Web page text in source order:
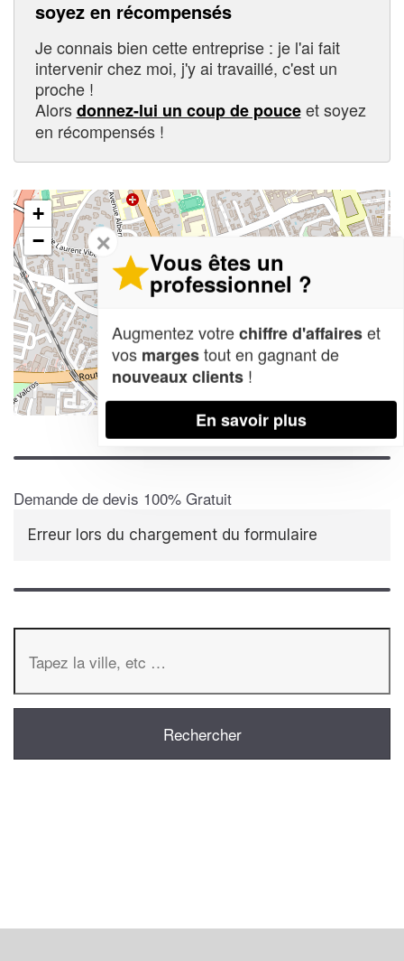
soyez en récompensés
Je connais bien cette entreprise : je l'ai fait
intervenir chez moi, j'y ai travaillé, c'est un
proche !
Alorsdonnez-lui un coup de pouceet soyez
en récompensés !
+
−
Demande de devis 100% Gratuit
Erreur lors du chargement du formulaire
✕
Vous êtes un
professionnel ?
Augmentez votrechiffre d'affaireset
vos margestout en gagnant de
nouveaux clients !
En savoir plus